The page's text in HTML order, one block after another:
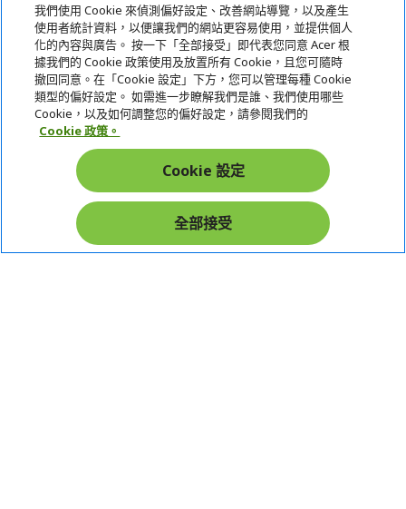
關於宏碁
服務
宏碁網路商城
在社群上追蹤 Acer
我們使用 Cookie 來偵測偏好設定、改善網站導覽，以及產生
使用者統計資料，以便讓我們的網站更容易使用，並提供個人
化的內容與廣告。 按一下「全部接受」即代表您同意 Acer 根
據我們的 Cookie 政策使用及放置所有 Cookie，且您可隨時
撤回同意。在「Cookie 設定」下方，您可以管理每種 Cookie
類型的偏好設定。 如需進一步瞭解我們是誰、我們使用哪些
Cookie，以及如何調整您的偏好設定，請參閱我們的
Cookie 政策。
Cookie 設定
全部接受